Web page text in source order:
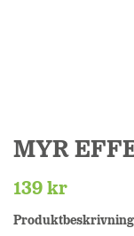
MYR
139 kr